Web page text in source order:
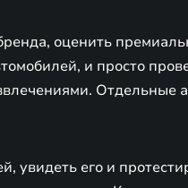
оценить
и просто
Отдельные
его и